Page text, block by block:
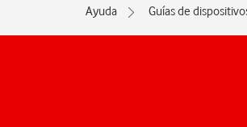
Ayuda Guías de